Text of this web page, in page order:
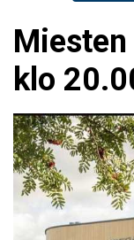
klo